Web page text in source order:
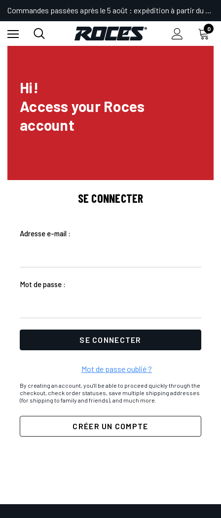
Commandes passées après le 5 août : expédition à partir du 24.
0
Hi!
Access your Roces
account
SE CONNECTER
Adresse e-mail :
Mot de passe :
Mot de passe oublié ?
By creating an account, you'll be able to proceed quickly through the
checkout, check order statuses, save multiple shipping addresses
(for shipping to family and friends), and much more.
CRÉER UN COMPTE